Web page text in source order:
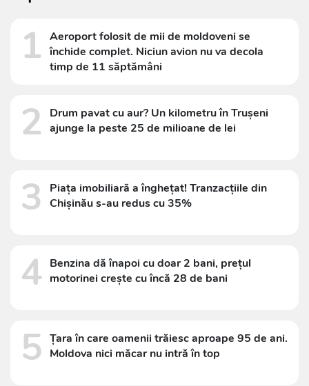
1 Aeroport folosit de mii de moldoveni se
închide complet. Niciun avion nu va decola
timp de 11 săptămâni
2
Drum pavat cu aur? Un kilometru în Trușeni
ajunge la peste 25 de milioane de lei
3
Piața imobiliară a înghețat! Tranzacțiile din
Chișinău s-au redus cu 35%
4 Benzina dă înapoi cu doar 2 bani, prețul
motorinei crește cu încă 28 de bani
5 Țara în care oamenii trăiesc aproape 95 de ani.
Moldova nici măcar nu intră în top